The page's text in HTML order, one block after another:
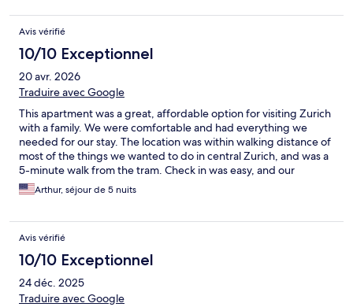
Avis vérifié
10/10 Exceptionnel
20 avr. 2026
Traduire avec Google
This apartment was a great, affordable option for visiting Zurich
with a family. We were comfortable and had everything we
needed for our stay. The location was within walking distance of
most of the things we wanted to do in central Zurich, and was a
5-minute walk from the tram. Check in was easy, and our
interactions with the staff were friendly and helpful.
Arthur, séjour de 5 nuits
Avis vérifié
10/10 Exceptionnel
24 déc. 2025
Traduire avec Google